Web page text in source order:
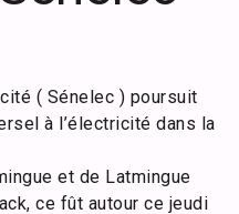
( Sénelec ) poursuit
à l’électricité dans la
et de Latmingue
ce fût autour ce jeudi